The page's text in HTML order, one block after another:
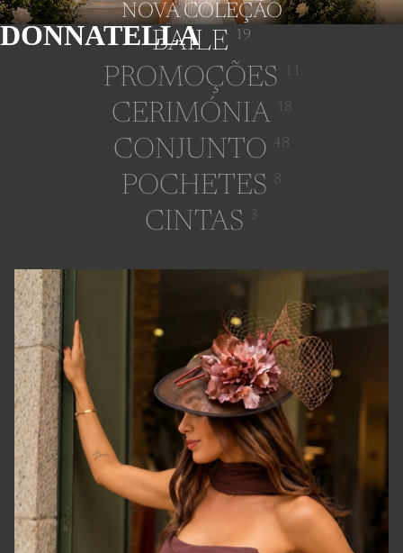
DONNATELLA
NOVA COLEÇÃO
BAILE 19
PROMOÇÕES 11
CERIMÓNIA 18
CONJUNTO 48
POCHETES 8
CINTAS 3